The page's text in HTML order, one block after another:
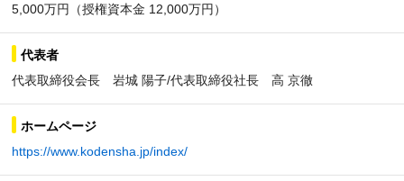
5,000万円（授権資本金 12,000万円）
代表者
代表取締役会長 岩城 陽子/代表取締役社長 高 京徹
ホームページ
https://www.kodensha.jp/index/